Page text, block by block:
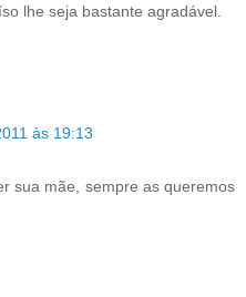
lhe seja bastante agradável.
às 19:13
sua mãe, sempre as queremos